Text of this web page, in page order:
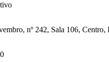
nº 242, Sala 106,